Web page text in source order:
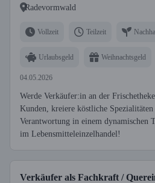
Radevormwald
Vollzeit Teilzeit
Urlaubsgeld Weihnachtsgeld
04.05.2026
Werde Verkäufer:in an der
Kunden, kreiere köstliche Spezialitäten
Verantwortung in einem dynamischen
im Lebensmitteleinzelhandel!
Verkäufer als Fachkraft /